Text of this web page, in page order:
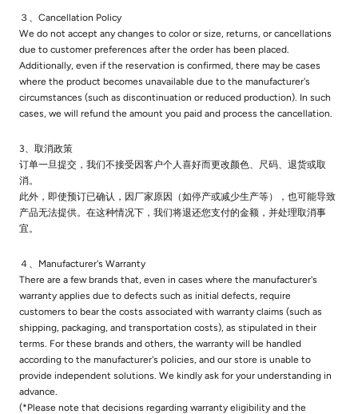
３、Cancellation Policy
We do not accept any changes to color or size, returns, or cancellations
due to customer preferences after the order has been placed.
Additionally, even if the reservation is confirmed, there may be cases
where the product becomes unavailable due to the manufacturer's
circumstances (such as discontinuation or reduced production). In such
cases, we will refund the amount you paid and process the cancellation.
3、取消政策
订单一旦提交，我们不接受因客户个人喜好而更改颜色、尺码、退货或取
消。
此外，即使预订已确认，因厂家原因（如停产或减少生产等），也可能导致
产品无法提供。在这种情况下，我们将退还您支付的金额，并处理取消事
宜。
４、Manufacturer's Warranty
There are a few brands that, even in cases where the manufacturer's
warranty applies due to defects such as initial defects, require
customers to bear the costs associated with warranty claims (such as
shipping, packaging, and transportation costs), as stipulated in their
terms. For these brands and others, the warranty will be handled
according to the manufacturer's policies, and our store is unable to
provide independent solutions. We kindly ask for your understanding in
advance.
(*Please note that decisions regarding warranty eligibility and the